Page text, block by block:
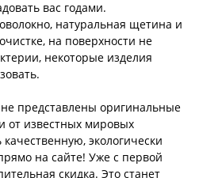
вас годами.
натуральная щетина и
на поверхности не
некоторые изделия
представлены оригинальные
от известных мировых
экологически
на сайте! Уже с первой
скидка. Это станет